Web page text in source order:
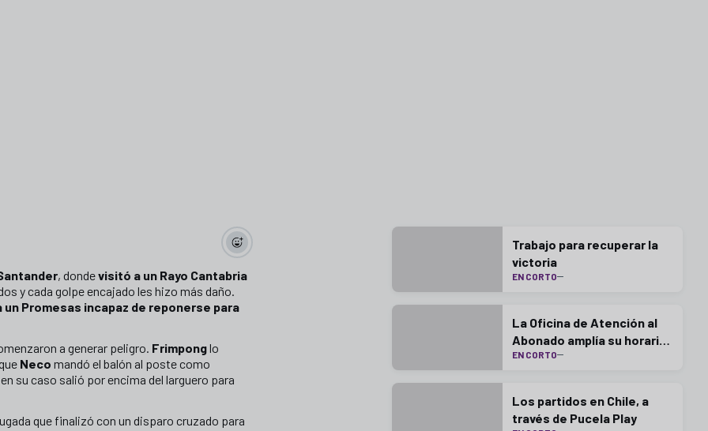
, dondevisitó a un Rayo Cantabria
y cada golpe encajado les hizo más daño.
Promesas incapaz de reponerse para
a generar peligro. Frimponglo
Neco mandó el balón al poste como
su caso salió por encima del larguero para
que finalizó con un disparo cruzado para
Trabajo para recuperar la
victoria
EN CORTO
La Oficina de Atención al
Abonado amplía su horario
este lunes
EN CORTO
Los partidos en Chile, a
través de Pucela Play